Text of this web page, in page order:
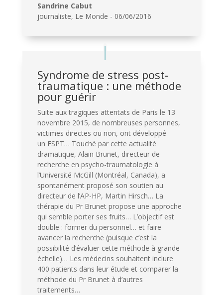
Sandrine Cabut
journaliste, Le Monde - 06/06/2016
Syndrome de stress post-
traumatique : une méthode
pour guérir
Suite aux tragiques attentats de Paris le 13
novembre 2015, de nombreuses personnes,
victimes directes ou non, ont développé
un ESPT… Touché par cette actualité
dramatique, Alain Brunet, directeur de
recherche en psycho-traumatologie à
l’Université McGill (Montréal, Canada), a
spontanément proposé son soutien au
directeur de l’AP-HP, Martin Hirsch… La
thérapie du Pr Brunet propose une approche
qui semble porter ses fruits… L’objectif est
double : former du personnel… et faire
avancer la recherche (puisque c’est la
possibilité d’évaluer cette méthode à grande
échelle)… Les médecins souhaitent inclure
400 patients dans leur étude et comparer la
méthode du Pr Brunet à d’autres
traitements…